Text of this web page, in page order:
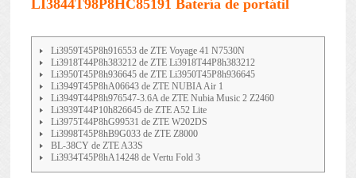
LI3844T98P8HC85191 Batería de portátil
Li3959T45P8h916553 de ZTE Voyage 41 N7530N
Li3918T44P8h383212 de ZTE Li3918T44P8h383212
Li3950T45P8h936645 de ZTE Li3950T45P8h936645
Li3949T45P8hA06643 de ZTE NUBIA Air 1
Li3949T44P8h976547-3.6A de ZTE Nubia Music 2 Z2460
Li3939T44P10h826645 de ZTE A52 Lite
Li3975T44P8hG99531 de ZTE W202DS
Li3998T45P8hB9G033 de ZTE Z8000
BL-38CY de ZTE A33S
Li3934T45P8hA14248 de Vertu Fold 3